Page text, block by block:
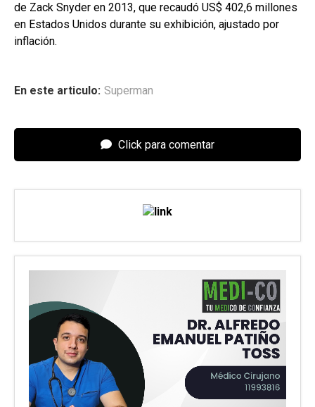
de Zack Snyder en 2013, que recaudó US$ 402,6 millones
en Estados Unidos durante su exhibición, ajustado por
inflación.
En este articulo: Superman
Click para comentar